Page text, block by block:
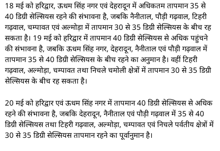
18 मई को हरिद्वार, ऊधम सिंह नगर एवं देहरादून में अधिकतम तापमान 35 से
40 डिग्री सेल्सियस रहने की संभावना है, जबकि नैनीताल, पौड़ी गढ़वाल, टिहरी
गढ़वाल, चम्पावत एवं अल्मोड़ा में तापमान 30 से 35 डिग्री सेल्सियस के बीच रह
सकता है। 19 मई को हरिद्वार में तापमान 40 डिग्री सेल्सियस से अधिक पहुंचने
की संभावना है, जबकि ऊधम सिंह नगर, देहरादून, नैनीताल एवं पौड़ी गढ़वाल में
तापमान 35 से 40 डिग्री सेल्सियस के बीच रहने का अनुमान है। वहीं टिहरी
गढ़वाल, अल्मोड़ा, चम्पावत तथा निचले चमोली क्षेत्रों में तापमान 30 से 35 डिग्री
सेल्सियस के बीच रह सकता है।
20 मई को हरिद्वार एवं ऊधम सिंह नगर में तापमान 40 डिग्री सेल्सियस से अधिक
रहने की संभावना है, जबकि देहरादून, नैनीताल एवं पौड़ी गढ़वाल में 35 से 40
डिग्री सेल्सियस तथा टिहरी गढ़वाल, अल्मोड़ा, चम्पावत एवं निचले पर्वतीय क्षेत्रों में
30 से 35 डिग्री सेल्सियस तापमान रहने का पूर्वानुमान है।